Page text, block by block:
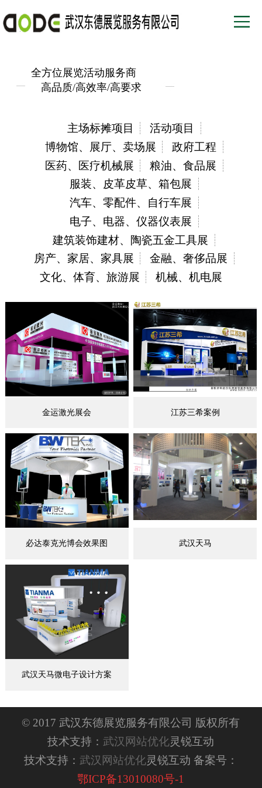
全方位展览活动服务商
高品质/高效率/高要求
主场标摊项目
活动项目
博物馆、展厅、卖场展
政府工程
医药、医疗机械展
粮油、食品展
服装、皮革皮草、箱包展
汽车、零配件、自行车展
电子、电器、仪器仪表展
建筑装饰建材、陶瓷五金工具展
房产、家居、家具展
金融、奢侈品展
文化、体育、旅游展
机械、机电展
金运激光展会 江苏三希案例
必达泰克光博会效果图 武汉天马
武汉天马微电子设计方案
© 2017 武汉东德展览服务有限公司 版权所有
技术支持： 武汉网站优化灵锐互动
技术支持： 武汉网站优化灵锐互动 备案号：
鄂ICP备13010080号-1